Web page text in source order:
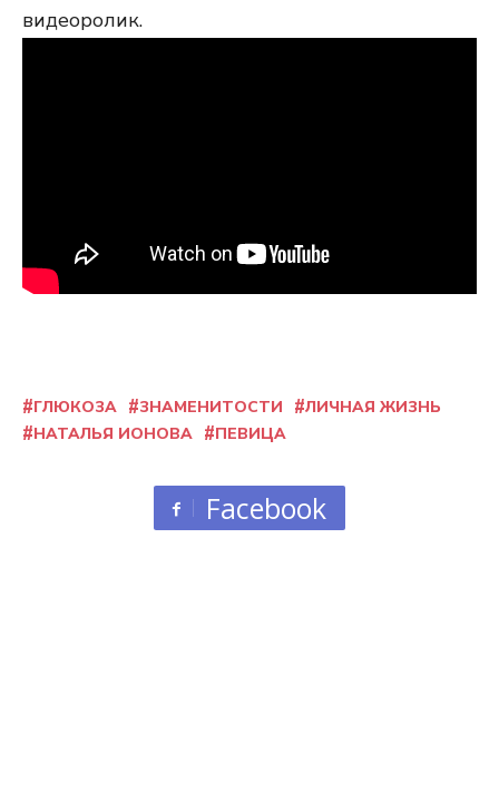
видеоролик.
ГЛЮКОЗА ЗНАМЕНИТОСТИ
ЛИЧНАЯ ЖИЗНЬ
НАТАЛЬЯ ИОНОВА
ПЕВИЦА
Facebook